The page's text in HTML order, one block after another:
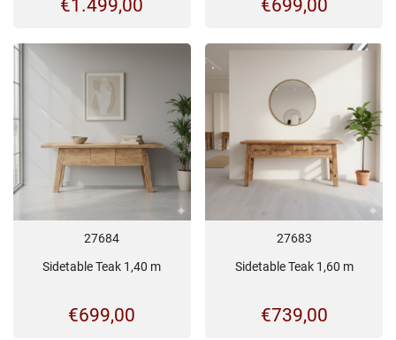
€1.499,00 €699,00
27684
Sidetable Teak 1,40 m
€699,00
27683
Sidetable Teak 1,60 m
€739,00